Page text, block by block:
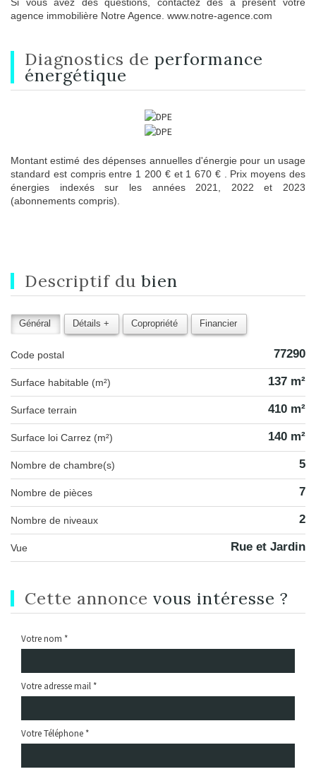
agence immobilière Notre Agence. www.notre-agence.com
diagnostics de performance
énergétique
Montant estimé des dépenses annuelles d'énergie pour un usage
standard est compris entre 1 200 € et 1 670 € . Prix moyens des
énergies indexés sur les années 2021, 2022 et 2023
(abonnements compris).
descriptif du bien
Général Détails + Copropriété Financier
Code postal 77290
Surface habitable (m²) 137 m²
surface terrain 410 m²
Surface loi Carrez (m²) 140 m²
Nombre de chambre(s) 5
Nombre de pièces 7
Nombre de niveaux 2
Vue Rue et Jardin
cette annonce vous intéresse ?
Votre nom *
Votre adresse mail *
Votre Téléphone *